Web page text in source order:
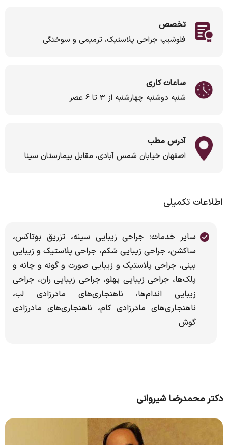
تخصص
فلوشیپ جراحی پلاستیک، ترمیمی و سوختگی
ساعات کاری
شنبه دوشنبه چهارشنبه از 3 تا 6 عصر
آدرس مطب
اصفهان خیابان شمس آبادی، مقابل بیمارستان سینا
اطلاعات تکمیلی
سایر خدمات: جراحی زیبایی سینه، تزریق بوتاکس،
ساکشن، جراحی زیبایی شکم، جراحی پلاستیک و زیبایی
بینی، جراحی پلاستیک و زیبایی صورت و گونه و چانه و
پلک‌ها، جراحی زیبایی پهلو، جراحی زیبایی ران، جراحی
زیبایی اندام‌ها، ناهنجاری‌های مادرزادی لب،
ناهنجاری‌های مادرزادی کام، ناهنجاری‌های مادرزادی
گوش
دکتر محمدرضا شیروانی